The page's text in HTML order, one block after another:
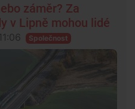
záměr? Za
v Lipně mohou lidé
Společnost